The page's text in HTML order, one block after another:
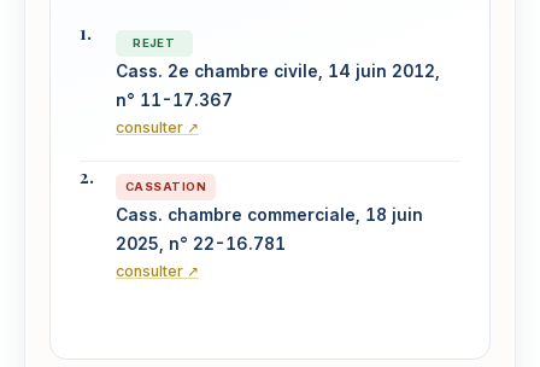
REJET
Cass. 2e chambre civile, 14 juin 2012,
n° 11-17.367
consulter ↗
CASSATION
Cass. chambre commerciale, 18 juin
2025, n° 22-16.781
consulter ↗